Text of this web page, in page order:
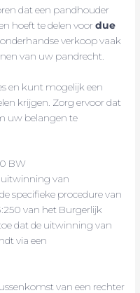
dat een pandhouder
hoeft te delen voordue
verkoop vaak
van uw pandrecht.
en kunt mogelijk een
krijgen. Zorg ervoor dat
uw belangen te
BW
uitwinning van
specifieke procedure van
van het Burgerlijk
dat de uitwinning van
via een
van een rechter